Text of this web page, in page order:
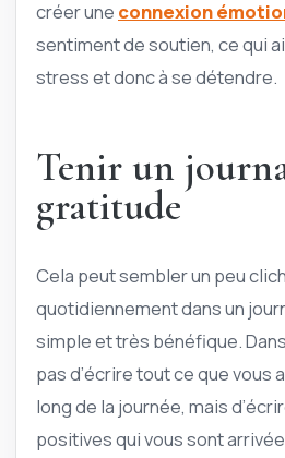
créer une connexion
sentiment de soutien, ce qui
stress et donc à se détendre.
Tenir un
gratitude
Cela peut sembler un peu
quotidiennement dans un
simple et très bénéfique.
pas d’écrire tout ce que vous
long de la journée, mais
positives qui vous sont